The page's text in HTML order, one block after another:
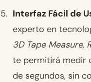
Interfaz Fácil de
experto en
3D Tape Measure,
te permitirá medir
de segundos, sin